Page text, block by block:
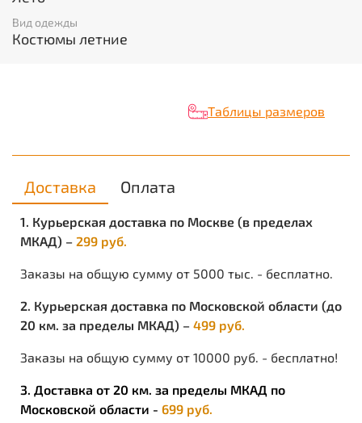
поясе с широкими шлёвками, с центральной
застежкой на молнии, карманами с отрезным бочком,
Закончите образ берцами Нато лесной расцветки.
27575-87.
НАИМЕНОВАНИЕ:
ПЛОТНОСТЬ: 210 гр/м2
СОСТАВ: 35% хл., 65% пэ
ПРОПИТКА: ВО отделка
ОПИСАНИЕ:
Современные смесовые ткани представляют собой
сочетание натуральных и синтетических нитей
саржевого переплетения. Нити синтетической основы
придают ткани высокие физико-механические
свойства, а хлопок гарантирует комфорт и хорошие
гигиенические показатели.
Вид одежды
Костюмы летние
Таблицы размеров
Доставка Оплата
1. Курьерская доставка по Москве (в пределах
МКАД) – 299 руб.
Заказы на общую сумму от 5000 тыс. - бесплатно.
2. Курьерская доставка по Московской области (до
20 км. за пределы МКАД) – 499 руб.
Заказы на общую сумму от 10000 руб. - бесплатно!
3. Доставка от 20 км. за пределы МКАД по
Московской области - 699 руб.